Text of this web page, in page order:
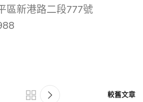
區新港路二段777號
較舊文章